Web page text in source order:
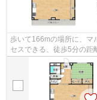
歩いて166mの場所に、マ
セスできる、徒歩5分の距
道なので、快適に移動で